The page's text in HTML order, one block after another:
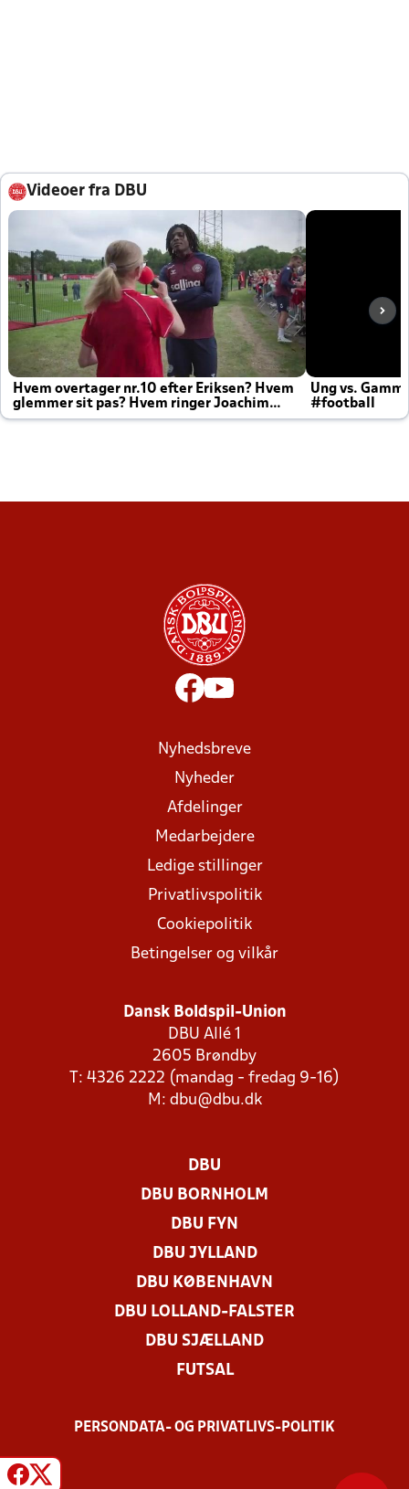
Videoer fra DBU
Hvem overtager nr.10 efter Eriksen? Hvem
glemmer sit pas? Hvem ringer Joachim
altid til efter kampe?
Ung vs.
#football
Nyhedsbreve
Nyheder
Afdelinger
Medarbejdere
Ledige stillinger
Privatlivspolitik
Cookiepolitik
Betingelser og vilkår
Dansk Boldspil-Union
DBU Allé 1
2605 Brøndby
T: 4326 2222 (mandag - fredag 9-16)
M: dbu@dbu.dk
DBU
DBU BORNHOLM
DBU FYN
DBU JYLLAND
DBU KØBENHAVN
DBU LOLLAND-FALSTER
DBU SJÆLLAND
FUTSAL
PERSONDATA- OG PRIVATLIVS-POLITIK